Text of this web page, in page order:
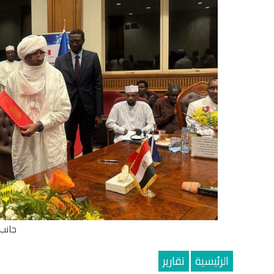
الرئيسية تقارير